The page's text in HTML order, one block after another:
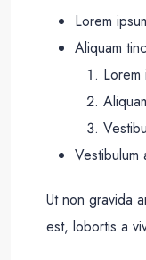
Lorem
Aliquam
Vestibulum
Ut non gravida
est, lobortis a